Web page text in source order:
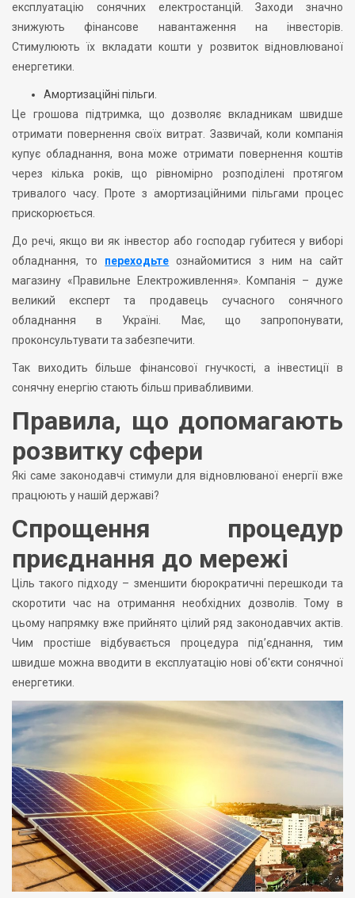
експлуатацію сонячних електростанцій. Заходи значно
знижують фінансове навантаження на інвесторів.
Стимулюють їх вкладати кошти у розвиток відновлюваної
енергетики.
Амортизаційні пільги.
Це грошова підтримка, що дозволяє вкладникам швидше
отримати повернення своїх витрат. Зазвичай, коли компанія
купує обладнання, вона може отримати повернення коштів
через кілька років, що рівномірно розподілені протягом
тривалого часу. Проте з амортизаційними пільгами процес
прискорюється.
До речі, якщо ви як інвестор або господар губитеся у виборі
обладнання, то переходьте ознайомитися з ним на сайт
магазину «Правильне Електроживлення». Компанія – дуже
великий експерт та продавець сучасного сонячного
обладнання в Україні. Має, що запропонувати,
проконсультувати та забезпечити.
Так виходить більше фінансової гнучкості, а інвестиції в
сонячну енергію стають більш привабливими.
Правила, що допомагають
розвитку сфери
Які саме законодавчі стимули для відновлюваної енергії вже
працюють у нашій державі?
Спрощення процедур
приєднання до мережі
Ціль такого підходу – зменшити бюрократичні перешкоди та
скоротити час на отримання необхідних дозволів. Тому в
цьому напрямку вже прийнято цілий ряд законодавчих актів.
Чим простіше відбувається процедура під’єднання, тим
швидше можна вводити в експлуатацію нові об'єкти сонячної
енергетики.